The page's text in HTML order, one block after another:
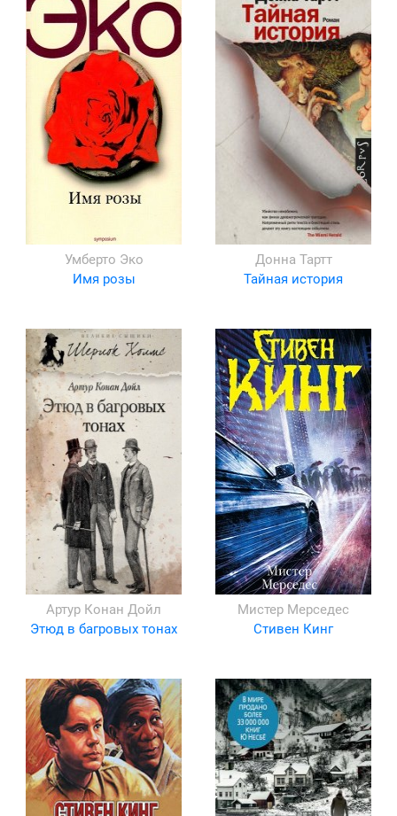
Умберто Эко
Имя розы
Донна Тартт
Тайная история
Артур Конан Дойл
Этюд в багровых тонах
Мистер Мерседес
Стивен Кинг